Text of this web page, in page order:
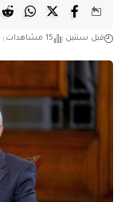
قبل سنتين 15 مشاهدات